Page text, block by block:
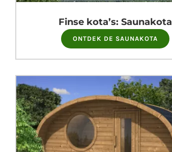
Finse kota’s: Saunakota
ONTDEK DE SAUNAKOTA